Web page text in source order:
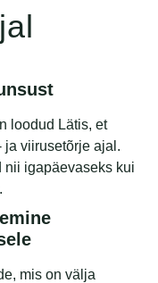
loodud Lätis, et
ja viirusetõrje ajal.
nii igapäevaseks kui
mis on välja